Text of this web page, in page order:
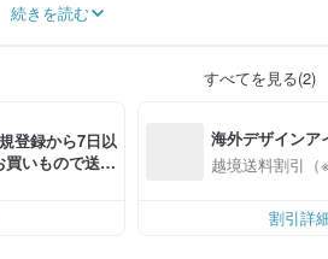
な仲間によって設立されました。インドとネ
異なるのは、今回の作品は服をキャンバスと
ている点です。
ーン印刷まで、一つひとつ手作業で完成させて
続きを読む
すべてを見る(2)
登録から7日以
買いもので送料
海外デザインア
入
越境送料割引（
割引詳